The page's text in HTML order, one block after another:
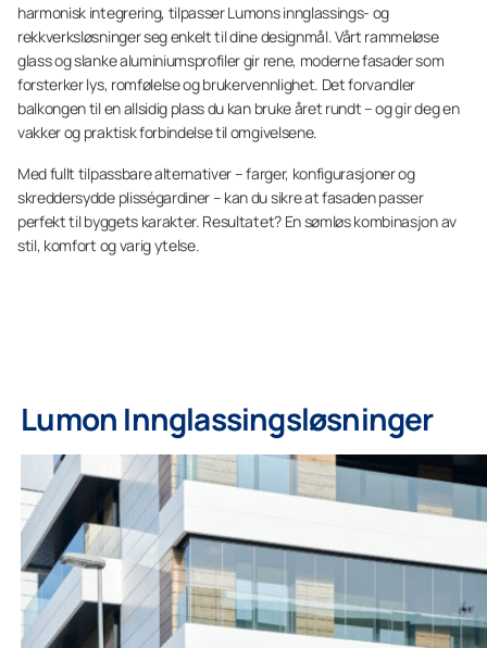
harmonisk integrering, tilpasser Lumons innglassings- og
rekkverksløsninger seg enkelt til dine designmål. Vårt rammeløse
glass og slanke aluminiumsprofiler gir rene, moderne fasader som
forsterker lys, romfølelse og brukervennlighet. Det forvandler
balkongen til en allsidig plass du kan bruke året rundt – og gir deg en
vakker og praktisk forbindelse til omgivelsene.
Med fullt tilpassbare alternativer – farger, konfigurasjoner og
skreddersydde plisségardiner – kan du sikre at fasaden passer
perfekt til byggets karakter. Resultatet? En sømløs kombinasjon av
stil, komfort og varig ytelse.
Lumon Innglassingsløsninger